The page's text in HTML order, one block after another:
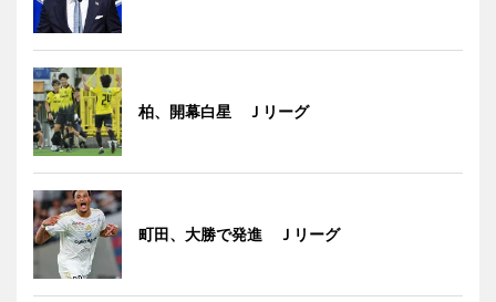
柏、開幕白星 Ｊリーグ
町田、大勝で発進 Ｊリーグ